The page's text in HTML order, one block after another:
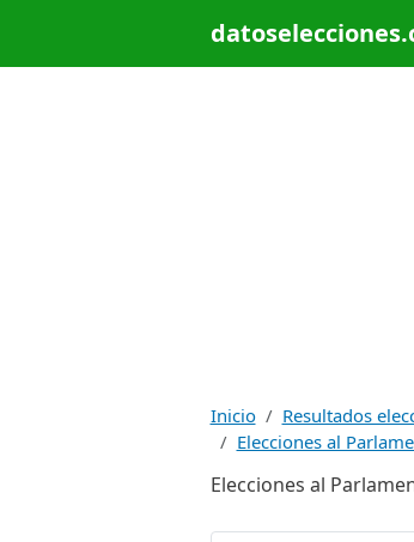
Inicio
Resultados
Elecciones al
Elecciones al